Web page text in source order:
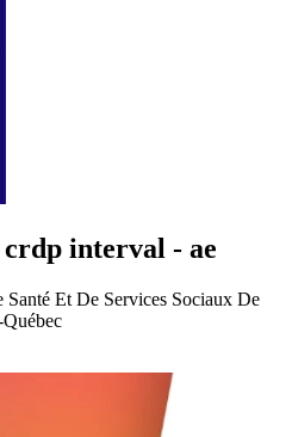
interval - ae
Et De Services Sociaux De